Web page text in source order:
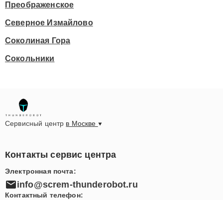
Преображенское
Северное Измайлово
Соколиная Гора
Сокольники
Сервисный центр в Москве
Контакты сервис центра
Электронная почта:
info@screm-thunderobot.ru
Контактный телефон: